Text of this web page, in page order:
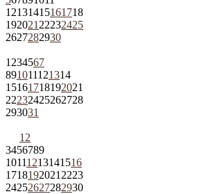
12131415161718
192021 22232425
2627282930
1 234567
891011121314
15161718192021
22232425262728
293031
1 2
3456789
10111213141516
1718192021 2223
24252627282930